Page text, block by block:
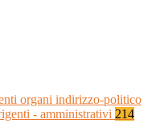
organi indirizzo-politico
- amministrativi 214